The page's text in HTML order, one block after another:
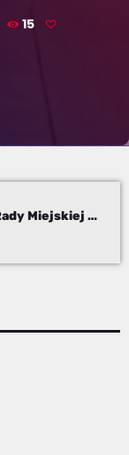
15
Anna Krywult, kandydatka do Rady Miejskiej Bielska-Białej (KWW Koalicja "Października")